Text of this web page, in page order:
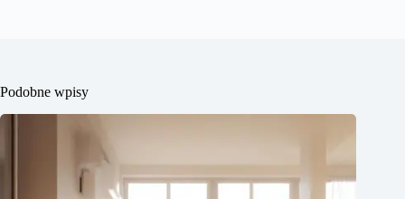
Podobne wpisy